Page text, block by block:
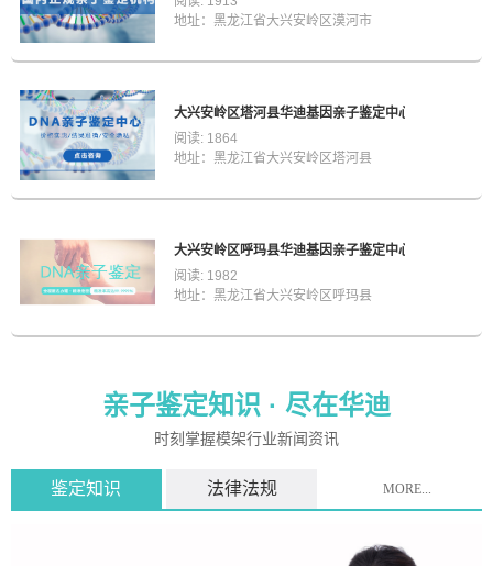
地址：黑龙江省大兴安岭区漠河市
大兴安岭区塔河县华迪基因亲子鉴定中心
阅读: 1864
地址：黑龙江省大兴安岭区塔河县
大兴安岭区呼玛县华迪基因亲子鉴定中心
阅读: 1982
地址：黑龙江省大兴安岭区呼玛县
亲子鉴定知识 · 尽在华迪
时刻掌握模架行业新闻资讯
鉴定知识 法律法规 MORE...